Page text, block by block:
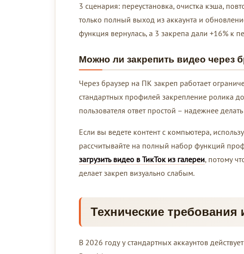
3 сценария: переустановка, очистка кэша,
только полный выход из аккаунта и
функция вернулась, а 3 закрепа дали +16% к
Можно ли закрепить видео через
Через браузер на ПК закреп работает
стандартных профилей закрепление ролика
пользователя ответ простой – надежнее
Если вы ведете контент с компьютера,
рассчитывайте на полный набор функций
загрузить видео в ТикТок из галереи, потому
делает закреп визуально слабым.
Технические
В 2026 году у стандартных аккаунтов